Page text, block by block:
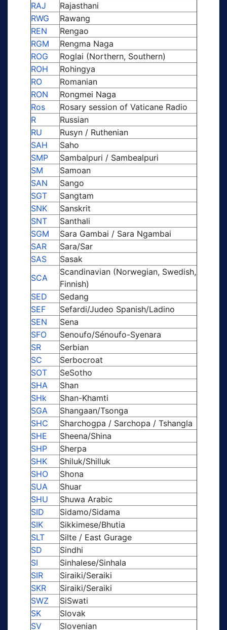
RAJ
Rajasthani
RWG
Rawang
REN
Rengao
RGM
Rengma Naga
ROG
Roglai (Northern, Southern)
ROH
Rohingya
RO
Romanian
RON
Rongmei Naga
Ros
Rosary session of Vaticane Radio
R
Russian
RU
Rusyn / Ruthenian
SAH
Saho
SMP
Sambalpuri / Sambealpuri
SM
Samoan
SAN
Sango
SGT
Sangtam
SNK
Sanskrit
SNT
Santhali
SGM
Sara Gambai / Sara Ngambai
SAR
Sara/Sar
SAS
Sasak
SCA
Scandinavian (Norwegian, Swedish,
Finnish)
SED
Sedang
SEF
Sefardi/Judeo Spanish/Ladino
SEN
Sena
SFO
Senoufo/Sénoufo-Syenara
SR
Serbian
SC
Serbocroat
SOT
SeSotho
SHA
Shan
SHk
Shan-Khamti
SGA
Shangaan/Tsonga
SHC
Sharchogpa / Sarchopa / Tshangla
SHE
Sheena/Shina
SHP
Sherpa
SHK
Shiluk/Shilluk
SHO
Shona
SUA
Shuar
SHU
Shuwa Arabic
SID
Sidamo/Sidama
SIK
Sikkimese/Bhutia
SLT
Silte / East Gurage
SD
Sindhi
SI
Sinhalese/Sinhala
SIR
Siraiki/Seraiki
SKR
Siraiki/Seraiki
SWZ
SiSwati
SK
Slovak
SV
Slovenian